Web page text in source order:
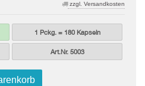
zzgl. Versandkosten
1 Pckg. = 180 Kapseln
Art.Nr. 5003